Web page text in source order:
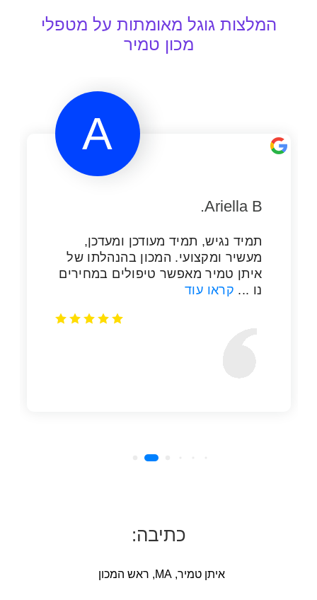
כתיבה:
איתן טמיר, MA, ראש המכון